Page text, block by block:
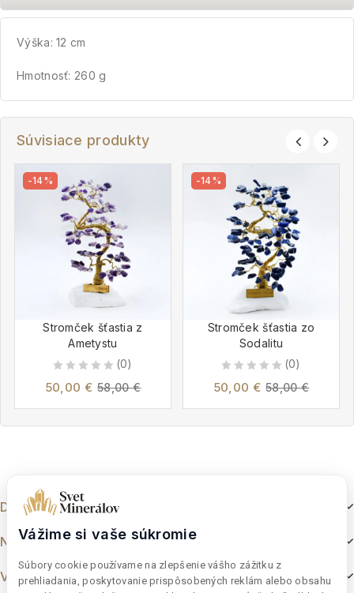
Výška: 12 cm
Hmotnosť: 260 g
Súvisiace produkty
-14%
Stromček šťastia z
Ametystu
(0)
50,00 € 58,00€
-14%
Stromček šťastia zo
Sodalitu
(0)
50,00 € 58,00€
Dokumenty
Nakupovanie
Výber z e-shopu
Vážime si vaše súkromie
Súbory cookie používame na zlepšenie vášho zážitku z
prehliadania, poskytovanie prispôsobených reklám alebo obsahu